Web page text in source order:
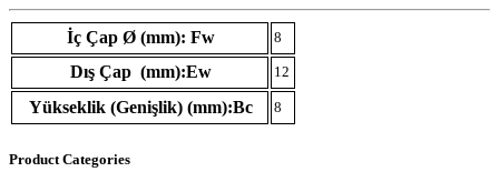
İç Çap Ø (mm): Fw 8
Dış Çap (mm):Ew 12
Yükseklik (Genişlik) (mm):Bc 8
Product Categories